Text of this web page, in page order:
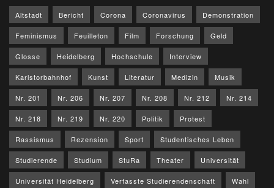
Altstadt Bericht Corona Coronavirus Demonstration
Feminismus Feuilleton Film Forschung Geld
Glosse Heidelberg Hochschule Interview
Karlstorbahnhof Kunst Literatur Medizin Musik
Nr. 201 Nr. 206 Nr. 207 Nr. 208 Nr. 212 Nr. 214
Nr. 218 Nr. 219 Nr. 220 Politik Protest
Rassismus Rezension Sport Studentisches Leben
Studierende Studium StuRa Theater Universität
Universität Heidelberg Verfasste Studierendenschaft Wahl